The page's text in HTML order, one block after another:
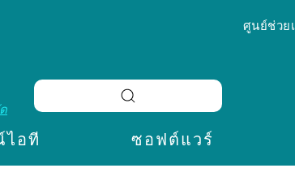
ศูนย์ช่วย
ไอที ซอฟต์แวร์